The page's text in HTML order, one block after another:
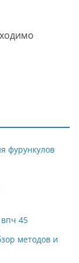
фурункулов
45
методов и